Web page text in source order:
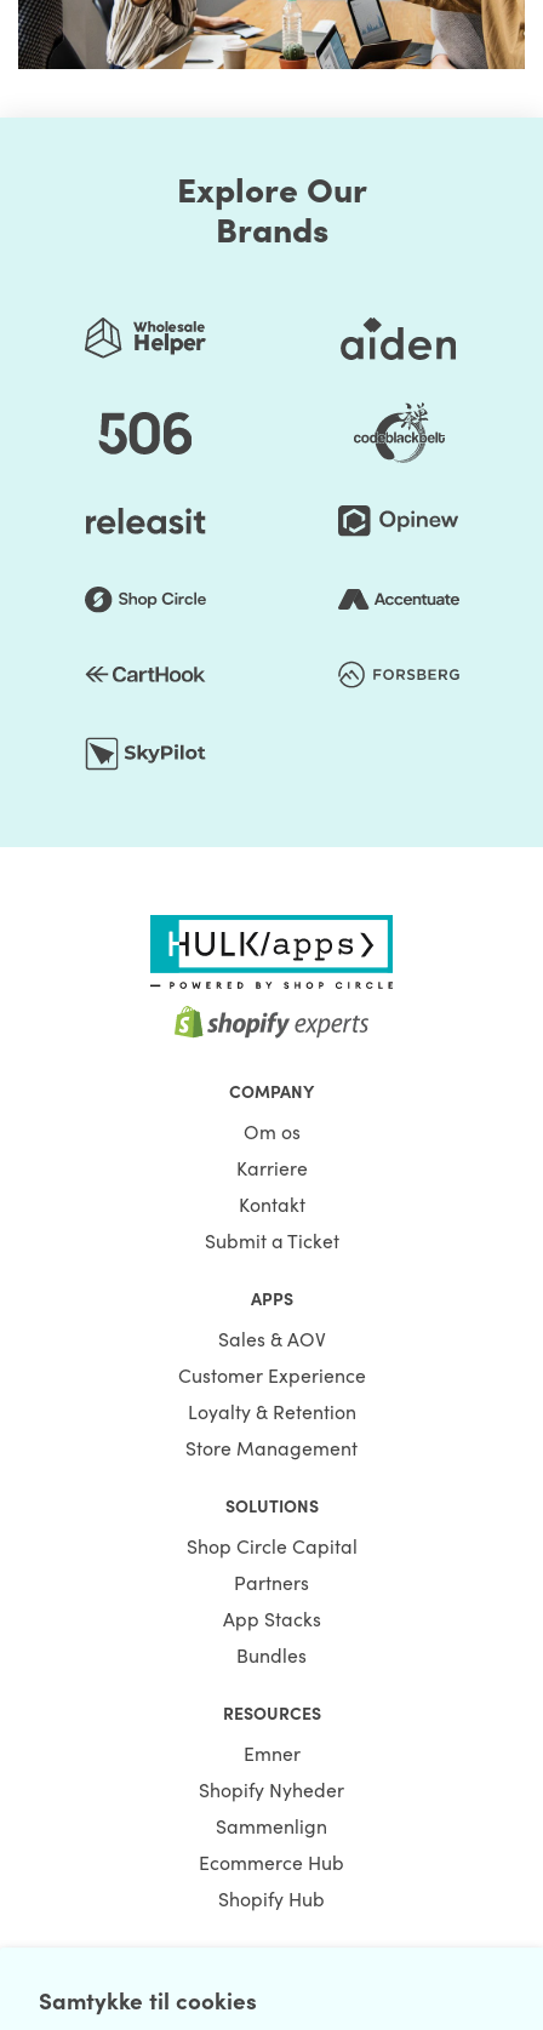
Samtykke til cookies
Explore Our
Brands
COMPANY
Om os
Karriere
Kontakt
Submit a Ticket
APPS
Sales & AOV
Customer Experience
Loyalty & Retention
Store Management
SOLUTIONS
Shop Circle Capital
Partners
App Stacks
Bundles
RESOURCES
Emner
Shopify Nyheder
Sammenlign
Ecommerce Hub
Shopify Hub